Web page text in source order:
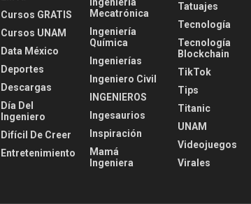
Cursos GRATIS
Cursos UNAM
Data México
Deportes
Descargas
Día Del
Ingeniero
Difícil De Creer
Entretenimiento
Mecatrónica
Ingeniería
Química
Ingenierías
Ingeniero Civil
INGENIEROS
Ingesaurios
Inspiración
Mamá
Ingeniera
Tatuajes
Tecnología
Tecnología
Blockchain
TikTok
Tips
Titanic
UNAM
Videojuegos
Virales